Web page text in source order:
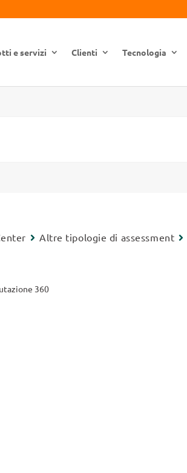
e servizi Clienti Tecnologia
Altre tipologie di assessment
360